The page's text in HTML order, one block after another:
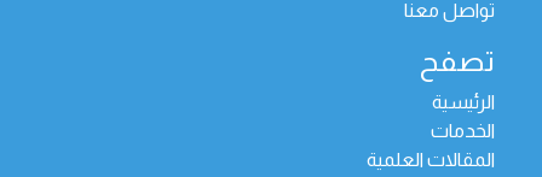
تواصل معنا
تصفح
الرئيسية
الخدمات
المقالات العلمية